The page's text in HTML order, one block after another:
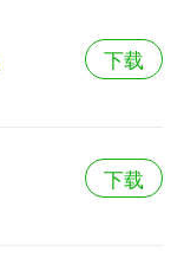
下载
下载